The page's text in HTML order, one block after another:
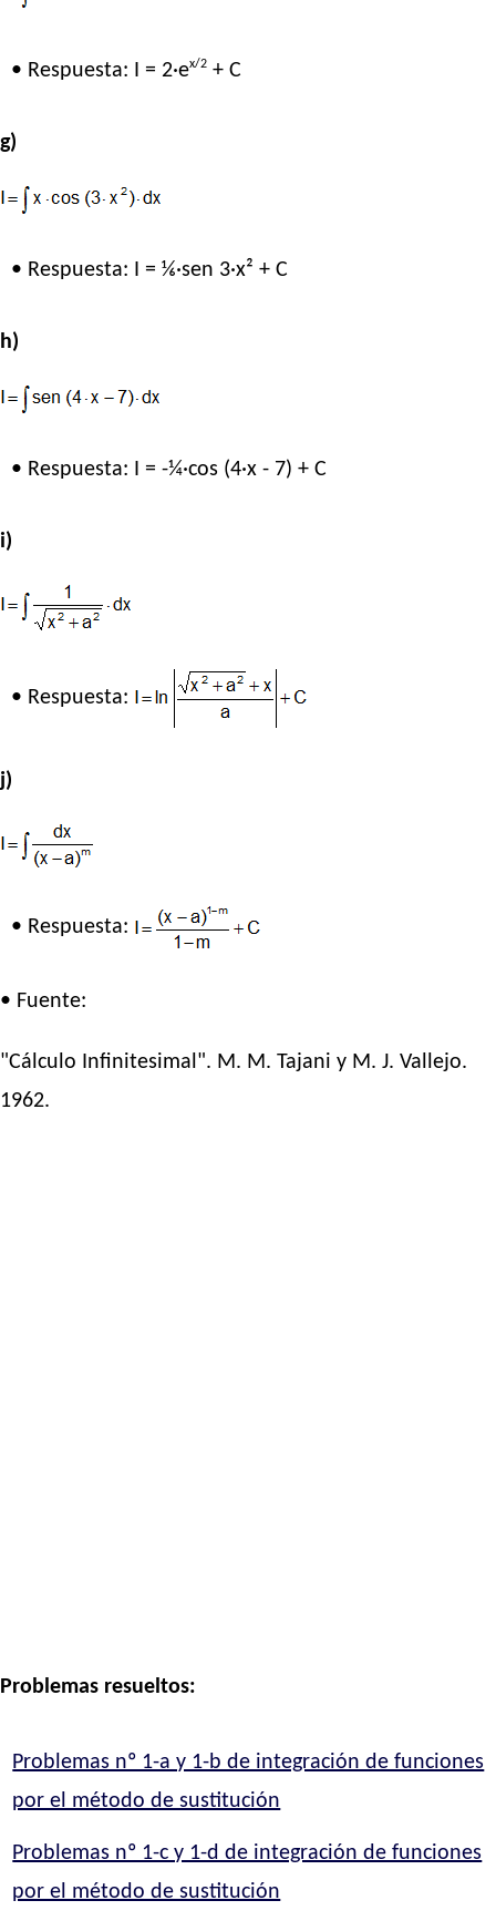
• Respuesta: I = 2·ex/2 + C
g)
• Respuesta: I = ⅙·sen 3·x² + C
h)
• Respuesta: I = -¼·cos (4·x - 7) + C
i)
• Respuesta:
j)
• Respuesta:
• Fuente:
"Cálculo Infinitesimal". M. M. Tajani y M. J. Vallejo.
1962.
Problemas resueltos:
Problemas nº 1-a y 1-b de integración de funciones
por el método de sustitución
Problemas nº 1-c y 1-d de integración de funciones
por el método de sustitución